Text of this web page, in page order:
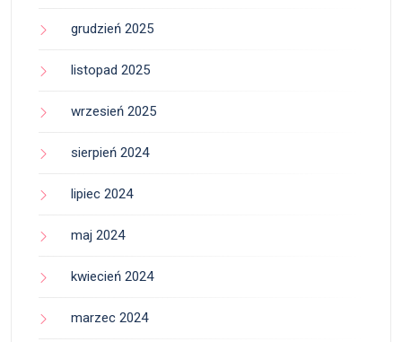
grudzień 2025
listopad 2025
wrzesień 2025
sierpień 2024
lipiec 2024
maj 2024
kwiecień 2024
marzec 2024